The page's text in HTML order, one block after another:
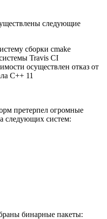
следующие
сборки cmake
Travis CI
осуществлен отказ от
С++ 11
претерпел огромные
следующих систем:
бинарные пакеты: